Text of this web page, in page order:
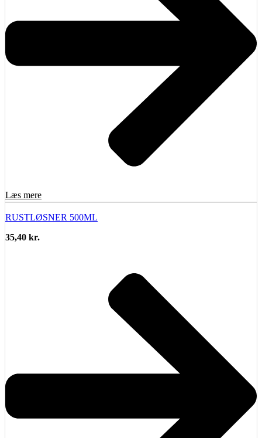
Læs mere
RUSTLØSNER 500ML
35,40 kr.